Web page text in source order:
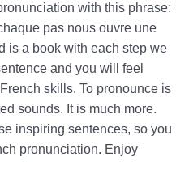
with this phrase:
pas nous ouvre une
is a book with each step we
and you will feel
skills. To pronounce is
sounds. It is much more.
inspiring sentences, so you
pronunciation. Enjoy